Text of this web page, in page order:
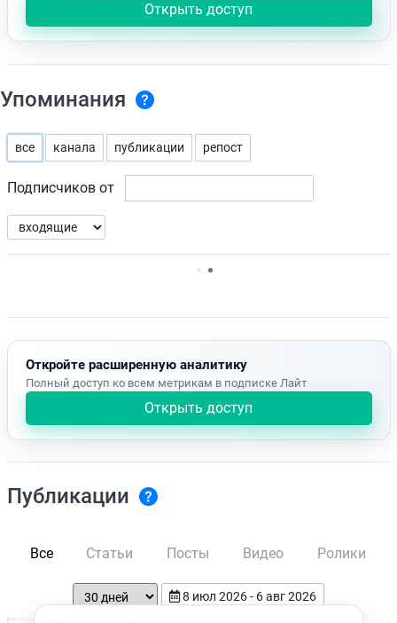
Открыть доступ
Упоминания
все канала публикации репост
Подписчиков от
Нет доступных упоминаний.
Откройте расширенную аналитику
Полный доступ ко всем метрикам в подписке Лайт
Открыть доступ
Публикации
Все Статьи Посты Видео Ролики
8 июл 2026 - 6 авг 2026